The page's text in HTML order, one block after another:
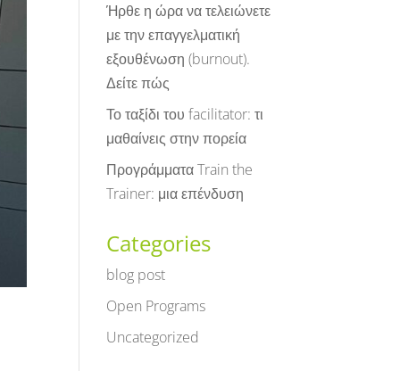
Ήρθε η ώρα να τελειώνετε
με την επαγγελματική
εξουθένωση (burnout).
Δείτε πώς
Το ταξίδι του facilitator: τι
μαθαίνεις στην πορεία
Προγράμματα Train the
Trainer: μια επένδυση
Categories
blog post
Open Programs
Uncategorized